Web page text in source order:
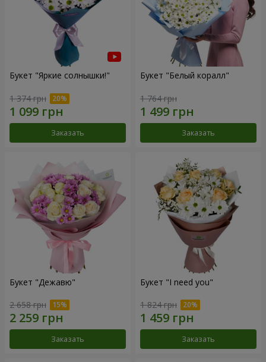
Букет "Яркие солнышки!"
1 374 грн
Заказать
Букет "Белый коралл"
1 764 грн
Заказать
Букет "Дежавю"
2 658 грн
Заказать
Букет "I need you"
1 824 грн
Заказать